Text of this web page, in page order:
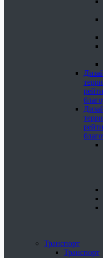
Транспорт
Транспорт